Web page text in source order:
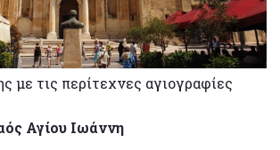
με τις περίτεχνες αγιογραφίες
Αγίου Ιωάννη